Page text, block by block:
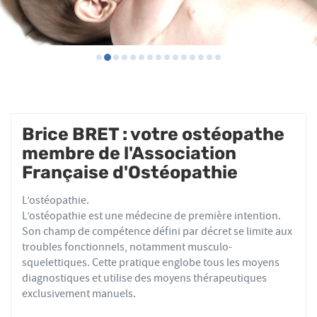
Brice BRET : votre ostéopathe
membre de l'Association
Française d'Ostéopathie
L’ostéopathie.
L’ostéopathie est une médecine de première intention.
Son champ de compétence défini par décret se limite aux
troubles fonctionnels, notamment musculo-
squelettiques. Cette pratique englobe tous les moyens
diagnostiques et utilise des moyens thérapeutiques
exclusivement manuels.